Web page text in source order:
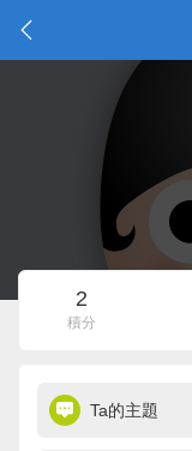
2
積分
Ta的主題